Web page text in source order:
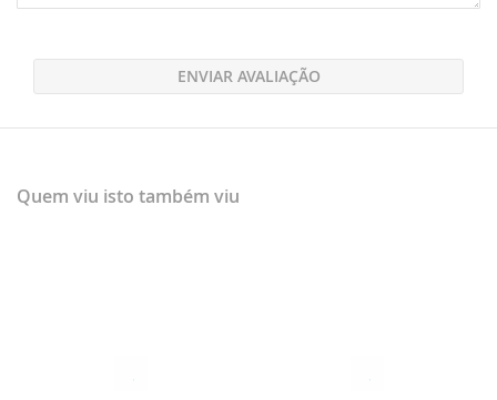
ENVIAR AVALIAÇÃO
Quem viu isto também viu